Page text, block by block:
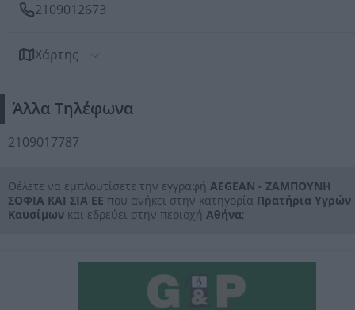
2109012673
Χάρτης
Άλλα Τηλέφωνα
2109017787
Θέλετε να εμπλουτίσετε την εγγραφή AEGEAN - ΖΑΜΠΟΥΝΗ
ΣΟΦΙΑ ΚΑΙ ΣΙΑ ΕΕ που ανήκει στην κατηγορία Πρατήρια Υγρών
Καυσίμων και εδρεύει στην περιοχή Αθήνα;